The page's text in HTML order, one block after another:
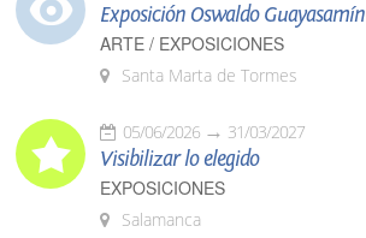
Exposición Oswaldo Guayasamín
ARTE / EXPOSICIONES
Santa Marta de Tormes
05/06/2026 31/03/2027
Visibilizar lo elegido
EXPOSICIONES
Salamanca